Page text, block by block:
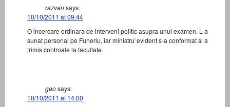
razvansays:
10/10/2011 at 09:44
O incercare ordinara de interveni politic asupra unui examen. L-a
sunat personal pe Funeriu, iar ministru`evident s-a conformat si a
trimis controale la facultate.
geosays:
10/10/2011 at 14:00